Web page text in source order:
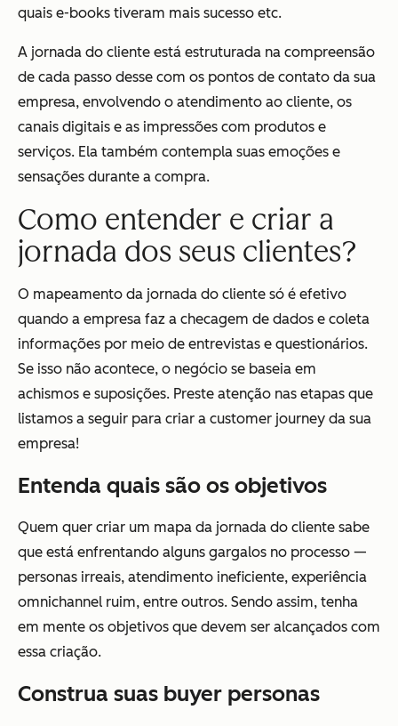
quais e-books tiveram mais sucesso etc.
A jornada do cliente está estruturada na compreensão
de cada passo desse com os pontos de contato da sua
empresa, envolvendo o atendimento ao cliente, os
canais digitais e as impressões com produtos e
serviços. Ela também contempla suas emoções e
sensações durante a compra.
Como entender e criar a
jornada dos seus clientes?
O mapeamento da jornada do cliente só é efetivo
quando a empresa faz a checagem de dados e coleta
informações por meio de entrevistas e questionários.
Se isso não acontece, o negócio se baseia em
achismos e suposições. Preste atenção nas etapas que
listamos a seguir para criar a customer journey da sua
empresa!
Entenda quais são os objetivos
Quem quer criar um mapa da jornada do cliente sabe
que está enfrentando alguns gargalos no processo —
personas irreais, atendimento ineficiente, experiência
omnichannel ruim, entre outros. Sendo assim, tenha
em mente os objetivos que devem ser alcançados com
essa criação.
Construa suas buyer personas